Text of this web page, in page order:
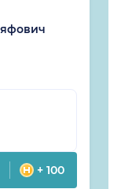
+ 100